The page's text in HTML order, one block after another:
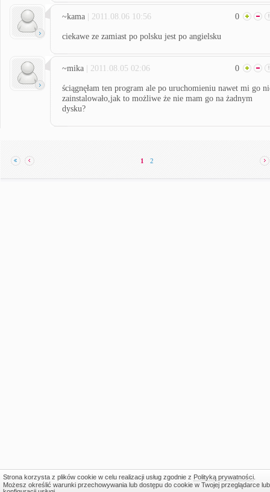
~kama | 2011.08.06 10:56 0
ciekawe ze zamiast po polsku jest po angielsku
~mika | 2011.08.05 02:06 0
ściągnęłam ten program ale po uruchomieniu nawet mi go
zainstalowało,jak to możliwe że nie mam go na żadnym
dysku?
1 2
Strona korzysta z plików cookie w celu realizacji usług zgodnie z Polityką prywatności.
Możesz określić warunki przechowywania lub dostępu do cookie w Twojej przeglądarce lub